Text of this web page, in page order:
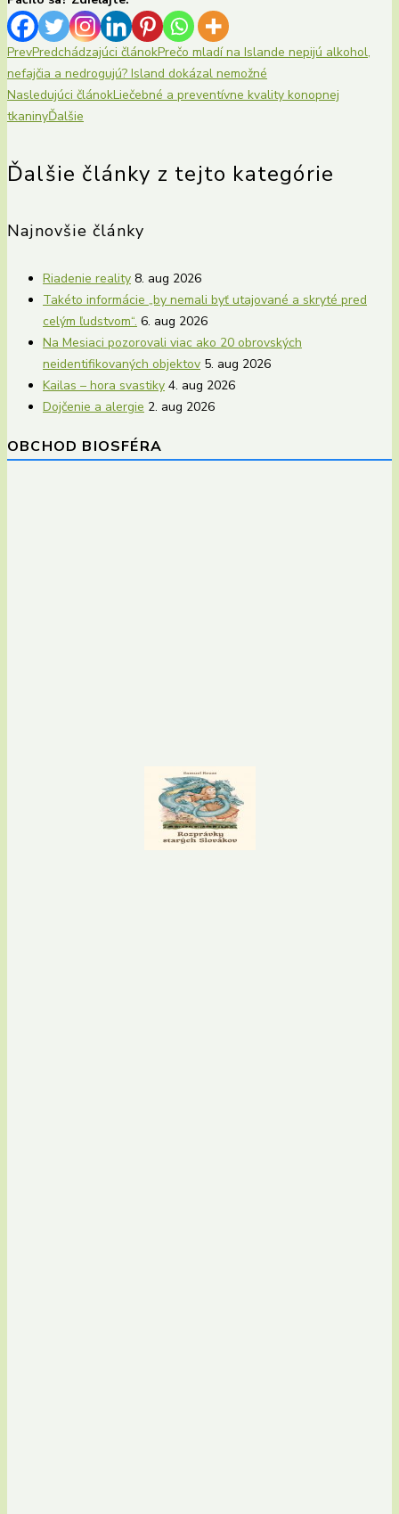
PrevPredchádzajúci článokPrečo mladí na Islande nepijú alkohol,
nefajčia a nedrogujú? Island dokázal nemožné
Nasledujúci článokLiečebné a preventívne kvality konopnej
tkaninyĎalšie
Ďalšie články z tejto kategórie
Najnovšie články
Riadenie reality 8. aug 2026
Takéto informácie „by nemali byť utajované a skryté pred
celým ľudstvom“. 6. aug 2026
Na Mesiaci pozorovali viac ako 20 obrovských
neidentifikovaných objektov 5. aug 2026
Kailas – hora svastiky 4. aug 2026
Dojčenie a alergie 2. aug 2026
OBCHOD BIOSFÉRA